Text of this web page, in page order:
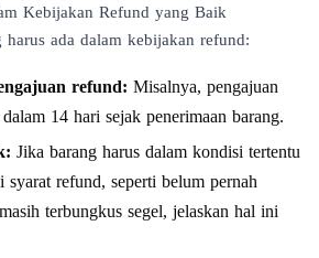
Kebijakan Refund yang Baik
harus ada dalam kebijakan refund:
refund: Misalnya, pengajuan
14 hari sejak penerimaan barang.
Jika barang harus dalam kondisi tertentu
syarat refund, seperti belum pernah
terbungkus segel, jelaskan hal ini